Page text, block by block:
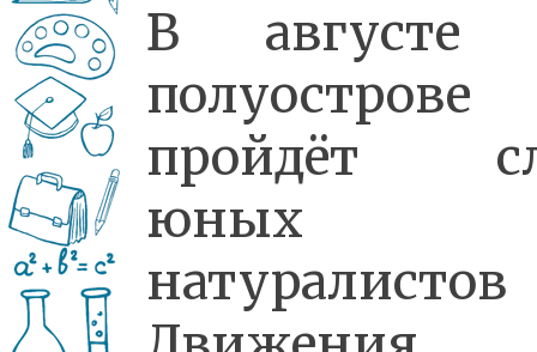
В августе
полуострове
пройдёт
юных
натуралистов